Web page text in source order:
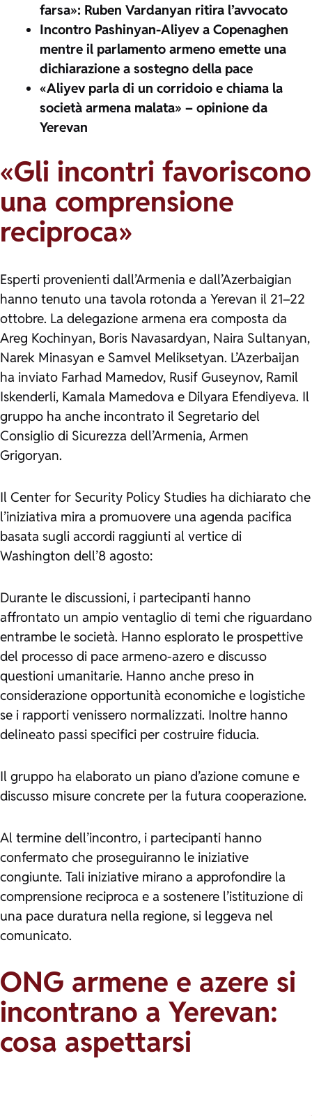
farsa»: Ruben Vardanyan ritira l’avvocato
Incontro Pashinyan-Aliyev a Copenaghen
mentre il parlamento armeno emette una
dichiarazione a sostegno della pace
«Aliyev parla di un corridoio e chiama la
società armena malata» – opinione da
Yerevan
«Gli incontri favoriscono
una comprensione
reciproca»
Esperti provenienti dall’Armenia e dall’Azerbaigian
hanno tenuto una tavola rotonda a Yerevan il 21–22
ottobre. La delegazione armena era composta da
Areg Kochinyan, Boris Navasardyan, Naira Sultanyan,
Narek Minasyan e Samvel Meliksetyan. L’Azerbaijan
ha inviato Farhad Mamedov, Rusif Guseynov, Ramil
Iskenderli, Kamala Mamedova e Dilyara Efendiyeva. Il
gruppo ha anche incontrato il Segretario del
Consiglio di Sicurezza dell’Armenia, Armen
Grigoryan.
Il Center for Security Policy Studies ha dichiarato che
l’iniziativa mira a promuovere una agenda pacifica
basata sugli accordi raggiunti al vertice di
Washington dell’8 agosto:
Durante le discussioni, i partecipanti hanno
affrontato un ampio ventaglio di temi che riguardano
entrambe le società. Hanno esplorato le prospettive
del processo di pace armeno-azero e discusso
questioni umanitarie. Hanno anche preso in
considerazione opportunità economiche e logistiche
se i rapporti venissero normalizzati. Inoltre hanno
delineato passi specifici per costruire fiducia.
Il gruppo ha elaborato un piano d’azione comune e
discusso misure concrete per la futura cooperazione.
Al termine dell’incontro, i partecipanti hanno
confermato che proseguiranno le iniziative
congiunte. Tali iniziative mirano a approfondire la
comprensione reciproca e a sostenere l’istituzione di
una pace duratura nella regione, si leggeva nel
comunicato.
ONG armene e azere si
incontrano a Yerevan:
cosa aspettarsi